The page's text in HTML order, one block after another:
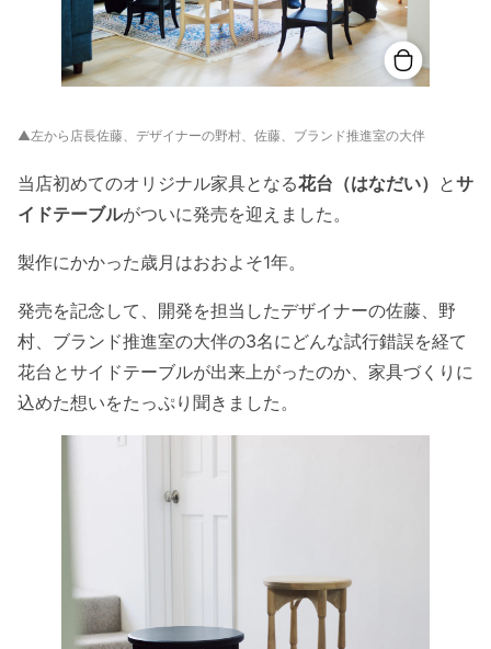
▲左から店長佐藤、デザイナーの野村、佐藤、ブランド推進室の大伴
当店初めてのオリジナル家具となる花台（はなだい） とサ
イドテーブルがついに発売を迎えました。
製作にかかった歳月はおおよそ1年。
発売を記念して、開発を担当したデザイナーの佐藤、野
村、ブランド推進室の大伴の3名にどんな試行錯誤を経て
花台とサイドテーブルが出来上がったのか、家具づくりに
込めた想いをたっぷり聞きました。